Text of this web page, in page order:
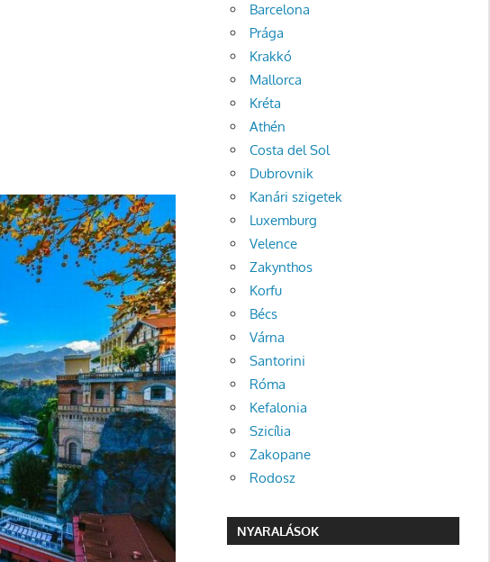
Barcelona
Prága
Krakkó
Mallorca
Kréta
Athén
Costa del Sol
Dubrovnik
Kanári szigetek
Luxemburg
Velence
Zakynthos
Korfu
Bécs
Várna
Santorini
Róma
Kefalonia
Szicília
Zakopane
Rodosz
NYARALÁSOK